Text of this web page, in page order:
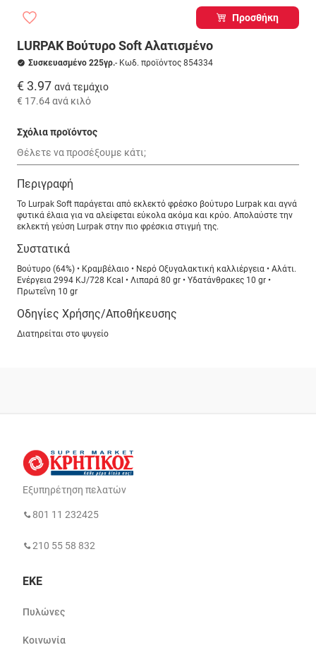
Προσθήκη
LURPAK Βούτυρο Soft Αλατισμένο
Συσκευασμένο 225γρ.- Κωδ. προϊόντος 854334
€ 3.97 ανά τεμάχιο
€ 17.64ανά κιλό
Σχόλια προϊόντος
Περιγραφή
Το Lurpak Soft παράγεται από εκλεκτό φρέσκο βούτυρο Lurpak και αγνά
φυτικά έλαια για να αλείφεται εύκολα ακόμα και κρύο. Απολαύστε την
εκλεκτή γεύση Lurpak στην πιο φρέσκια στιγμή της.
Συστατικά
Βούτυρο (64%) • Κραμβέλαιο • Νερό Οξυγαλακτική καλλιέργεια • Αλάτι.
Ενέργεια 2994 KJ/728 Kcal • Λιπαρά 80 gr • Υδατάνθρακες 10 gr •
Πρωτεΐνη 10 gr
Οδηγίες Χρήσης/Αποθήκευσης
Διατηρείται στο ψυγείο
Εξυπηρέτηση πελατών
801 11 232425
210 55 58 832
ΕΚΕ
Πυλώνες
Κοινωνία